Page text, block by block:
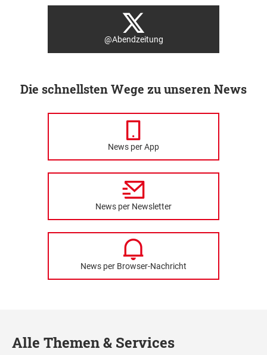
@Abendzeitung
Die schnellsten Wege zu unseren News
News per App
News per Newsletter
News per Browser-Nachricht
Alle Themen & Services